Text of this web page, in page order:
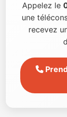
Appelez le
une
recevez